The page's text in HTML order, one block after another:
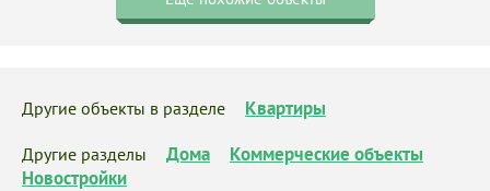
Другие объекты в разделе Квартиры
Другие разделы Дома
Коммерческие объекты
Новостройки